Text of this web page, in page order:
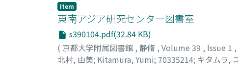
Item
東南アジア研究センター図書室
s390104.pdf(32.84 KB)
( 京都大学附属図書館 , 静脩 , Volume 39 , Issue 1 ,
北村, 由美; Kitamura, Yumi; 70335214; キタムラ,